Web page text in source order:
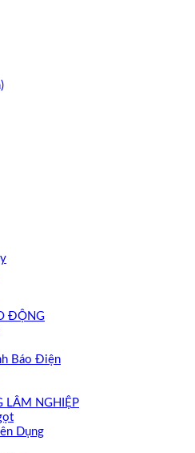
ĐỘNG
Báo Điện
LÂM NGHIỆP
Dụng